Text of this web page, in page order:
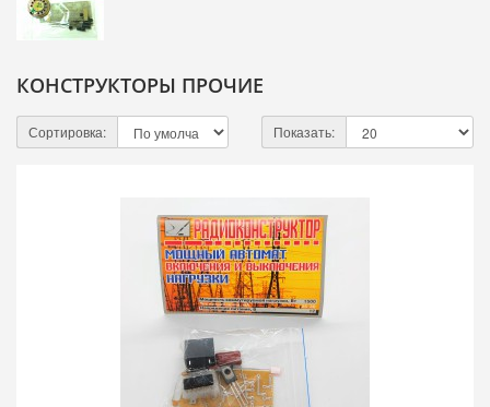
КОНСТРУКТОРЫ ПРОЧИЕ
Сортировка: Показать: